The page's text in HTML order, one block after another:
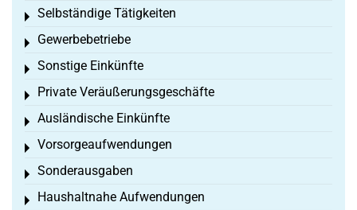
Selbständige Tätigkeiten
Toggle menu
Gewerbebetriebe
Toggle menu
Sonstige Einkünfte
Toggle menu
Private Veräußerungsgeschäfte
Toggle menu
Ausländische Einkünfte
Toggle menu
Vorsorgeaufwendungen
Toggle menu
Sonderausgaben
Toggle menu
Haushaltnahe Aufwendungen
Toggle menu